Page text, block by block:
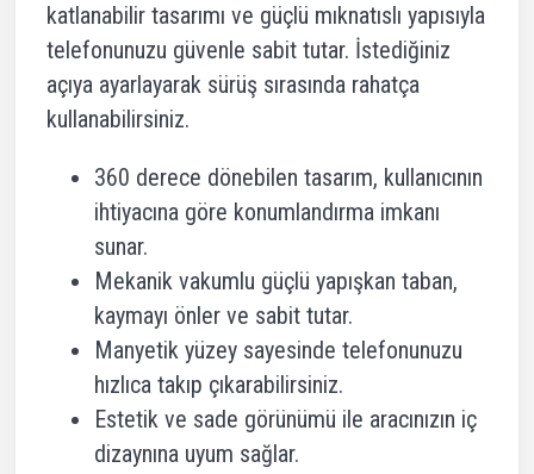
katlanabilir tasarımı ve güçlü mıknatıslı yapısıyla
telefonunuzu güvenle sabit tutar. İstediğiniz
açıya ayarlayarak sürüş sırasında rahatça
kullanabilirsiniz.
360 derece dönebilen tasarım, kullanıcının
ihtiyacına göre konumlandırma imkanı
sunar.
Mekanik vakumlu güçlü yapışkan taban,
kaymayı önler ve sabit tutar.
Manyetik yüzey sayesinde telefonunuzu
hızlıca takıp çıkarabilirsiniz.
Estetik ve sade görünümü ile aracınızın iç
dizaynına uyum sağlar.